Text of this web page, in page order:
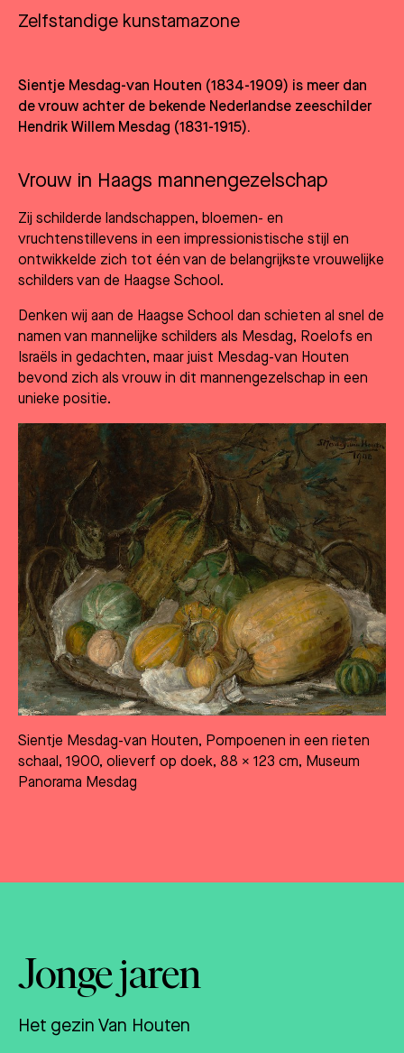
Zelfstandige kunstamazone
Sientje Mesdag-van Houten (1834-1909) is meer dan
de vrouw achter de bekende Nederlandse zeeschilder
Hendrik Willem Mesdag (1831-1915).
Vrouw in Haags mannengezelschap
Zij schilderde landschappen, bloemen- en
vruchtenstillevens in een impressionistische stijl en
ontwikkelde zich tot één van de belangrijkste vrouwelijke
schilders van de Haagse School.
Denken wij aan de Haagse School dan schieten al snel de
namen van mannelijke schilders als Mesdag, Roelofs en
Israëls in gedachten, maar juist Mesdag-van Houten
bevond zich als vrouw in dit mannengezelschap in een
unieke positie.
Sientje Mesdag-van Houten, Pompoenen in een rieten
schaal, 1900, olieverf op doek, 88 x 123 cm, Museum
Panorama Mesdag
Jonge jaren
Het gezin Van Houten